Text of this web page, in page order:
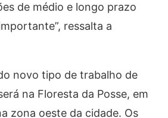
de médio e longo prazo
ressalta a
novo tipo de trabalho de
na Floresta da Posse, em
zona oeste da cidade. Os